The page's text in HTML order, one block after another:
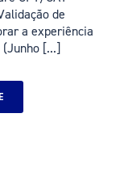
de
a experiência
[...]